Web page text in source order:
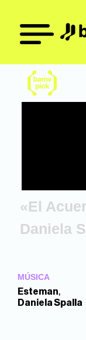
«El
Daniela
MÚSICA
Esteman,
Daniela Spalla